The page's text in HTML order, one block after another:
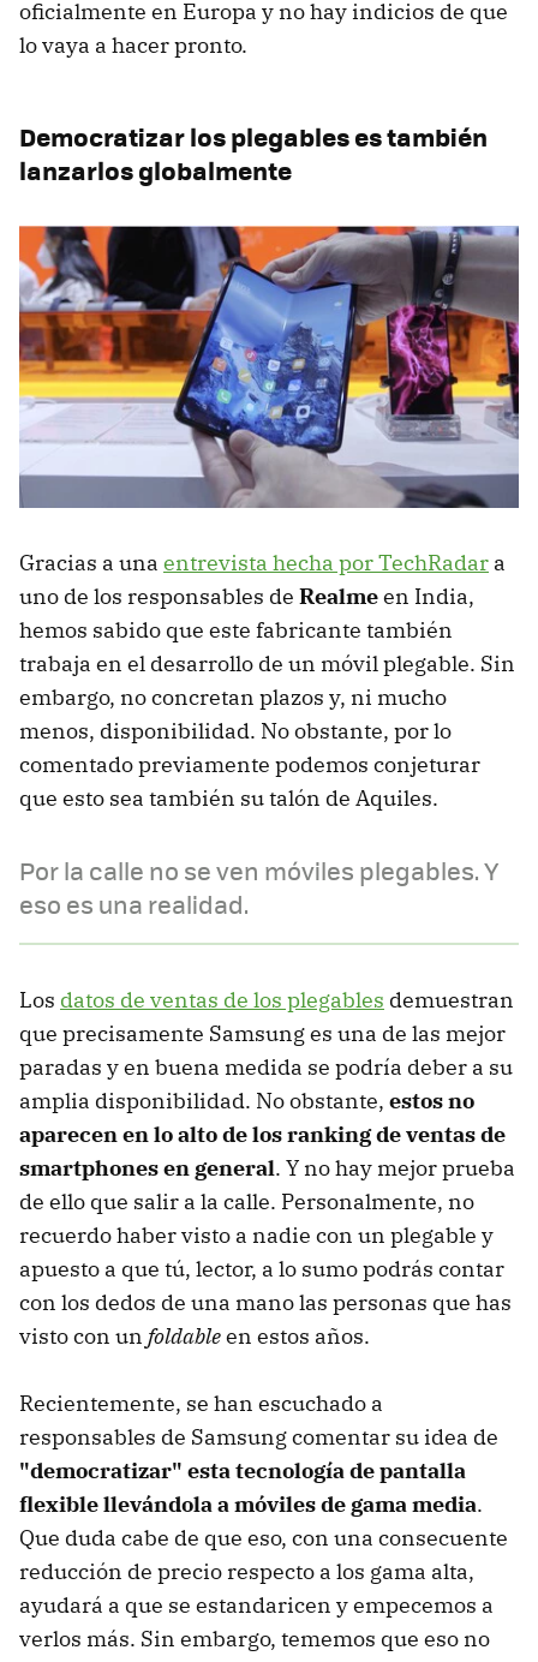
oficialmente en Europa y no hay indicios de que
lo vaya a hacer pronto.
Democratizar los plegables es también
lanzarlos globalmente
Gracias a una entrevista hecha por TechRadar a
uno de los responsables de Realmeen India,
hemos sabido que este fabricante también
trabaja en el desarrollo de un móvil plegable. Sin
embargo, no concretan plazos y, ni mucho
menos, disponibilidad. No obstante, por lo
comentado previamente podemos conjeturar
que esto sea también su talón de Aquiles.
Por la calle no se ven móviles plegables. Y
eso es una realidad.
Los datos de ventas de los plegables demuestran
que precisamente Samsung es una de las mejor
paradas y en buena medida se podría deber a su
amplia disponibilidad. No obstante, estos no
aparecen en lo alto de los ranking de ventas de
smartphones en general. Y no hay mejor prueba
de ello que salir a la calle. Personalmente, no
recuerdo haber visto a nadie con un plegable y
apuesto a que tú, lector, a lo sumo podrás contar
con los dedos de una mano las personas que has
visto con un foldableen estos años.
Recientemente, se han escuchado a
responsables de Samsung comentar su idea de
"democratizar" esta tecnología de pantalla
flexible llevándola a móviles de gama media.
Que duda cabe de que eso, con una consecuente
reducción de precio respecto a los gama alta,
ayudará a que se estandaricen y empecemos a
verlos más. Sin embargo, tememos que eso no